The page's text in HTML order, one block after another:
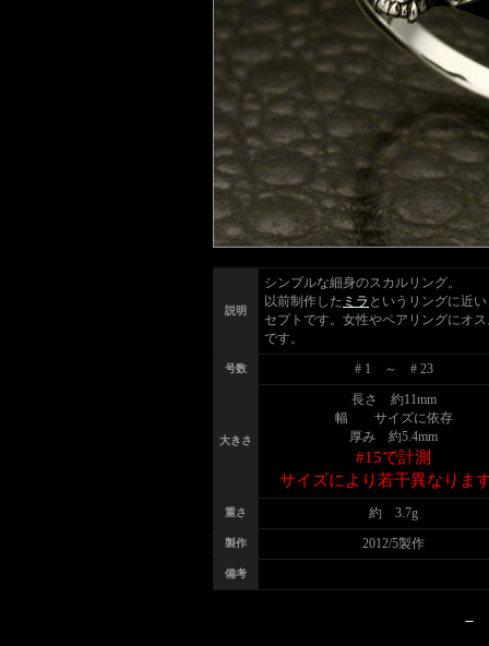
説明
シンプルな細身のスカルリング。
以前制作した ミラ というリングに近
セプトです。女性やペアリングにオ
です。
号数 # 1 ～ # 23
大きさ
長さ 約11mm
幅 サイズに依存
厚み 約5.4mm
#15で計測
サイズにより若干異なりま
重さ 約 3.7g
製作 2012/5製作
備考